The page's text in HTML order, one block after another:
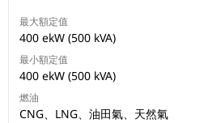
最大額定值
400 ekW (500 kVA)
最小額定值
400 ekW (500 kVA)
燃油
CNG、LNG、油田氣、天然氣